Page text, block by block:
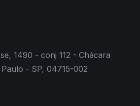
1490 - conj 112 - Chácara
- SP, 04715-002